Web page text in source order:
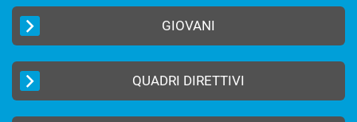
GIOVANI
QUADRI DIRETTIVI